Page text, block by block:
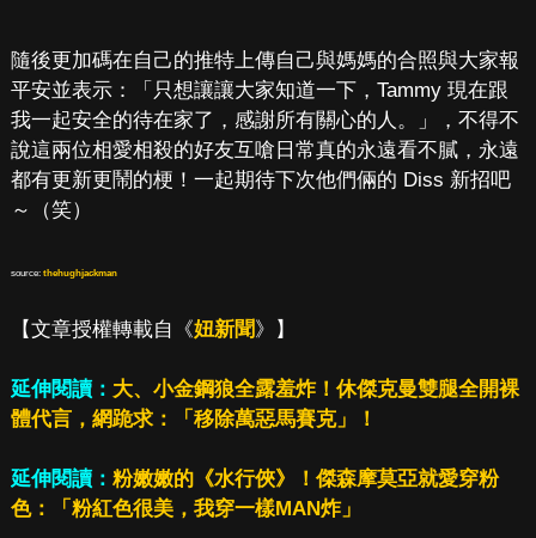
隨後更加碼在自己的推特上傳自己與媽媽的合照與大家報
平安並表示：「只想讓讓大家知道一下，Tammy 現在跟
我一起安全的待在家了，感謝所有關心的人。」，不得不
說這兩位相愛相殺的好友互嗆日常真的永遠看不膩，永遠
都有更新更鬧的梗！一起期待下次他們倆的 Diss 新招吧
～（笑）
source:thehughjackman
【文章授權轉載自《妞新聞》】
延伸閱讀： 大、小金鋼狼全露羞炸！休傑克曼雙腿全開裸
體代言，網跪求：「移除萬惡馬賽克」！
延伸閱讀： 粉嫩嫩的《水行俠》！傑森摩莫亞就愛穿粉
色：「粉紅色很美，我穿一樣MAN炸」